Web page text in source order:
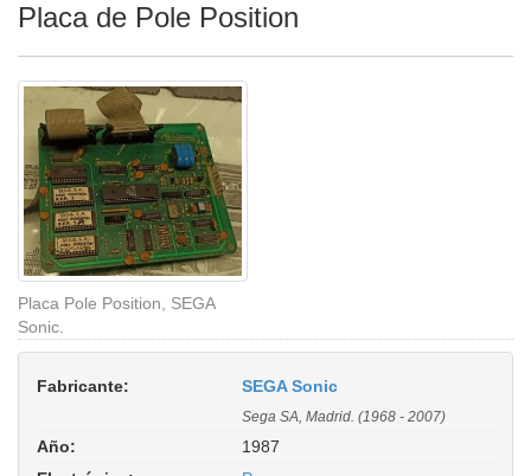
Placa de Pole Position
Placa Pole Position, SEGA
Sonic.
Fabricante: SEGA Sonic
Sega SA, Madrid. (1968 - 2007)
Año:
1987